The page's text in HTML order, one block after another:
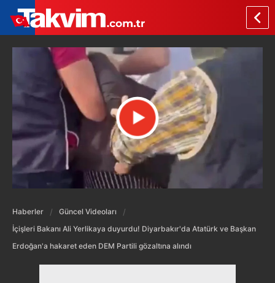
Haberler
Güncel Videoları
İçişleri Bakanı Ali Yerlikaya duyurdu! Diyarbakır'da Atatürk ve Başkan
Erdoğan'a hakaret eden DEM Partili gözaltına alındı